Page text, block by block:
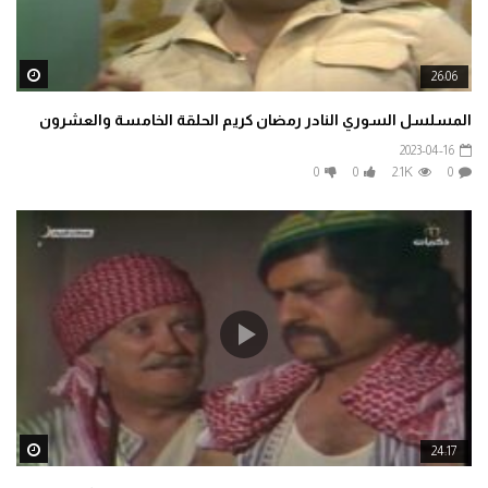
26:06
المسلسل السوري النادر رمضان كريم الحلقة الخامسة والعشرون
2023-04-16
0
2.1K
0
0
24:17